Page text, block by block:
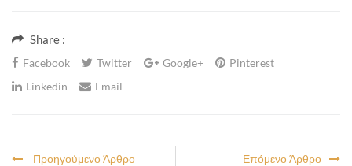
Share :
Facebook Twitter Google+
Pinterest
Linkedin
Email
Επόμενο Άρθρο
Προηγούμενο Άρθρο